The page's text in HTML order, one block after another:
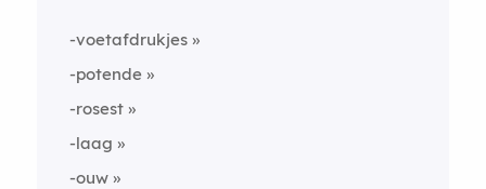
-voetafdrukjes
-potende
-rosest
-laag
-ouw